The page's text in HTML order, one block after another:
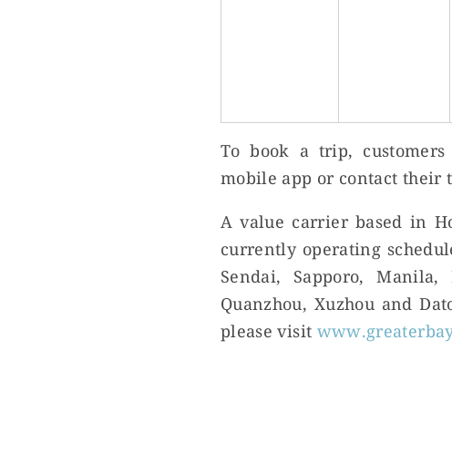
To book a trip,
mobile app or contact their
A value carrier based in
currently operating
Sendai, Sapporo,
Quanzhou, Xuzhou and
please visit